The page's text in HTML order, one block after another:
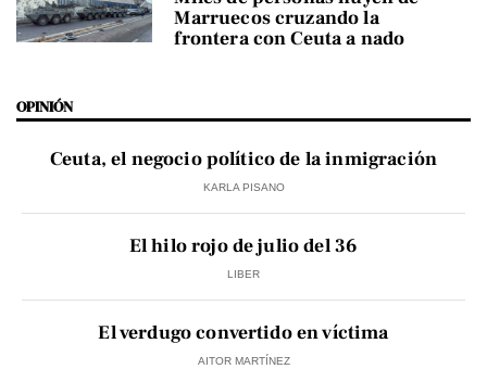
Marruecos cruzando la
frontera con Ceuta a nado
OPINIÓN
Ceuta, el negocio político de la inmigración
KARLA PISANO
El hilo rojo de julio del 36
LIBER
El verdugo convertido en víctima
AITOR MARTÍNEZ